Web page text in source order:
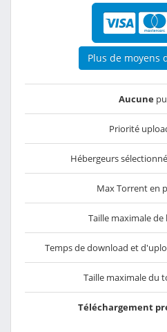
Plus de moyens
Aucune
Priorité
Hébergeurs
Max Torrent en
Taille maximale de
Temps de download et
Taille maximale du
Téléchargement